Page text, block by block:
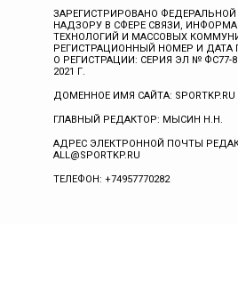
ЗАРЕГИСТРИРОВАНО
НАДЗОРУ В СФЕРЕ СВЯЗИ,
ТЕХНОЛОГИЙ И МАССОВЫХ
РЕГИСТРАЦИОННЫЙ НОМЕР И ДАТА
О РЕГИСТРАЦИИ: СЕРИЯ ЭЛ № ФС77-
2021 Г.
ДОМЕННОЕ ИМЯ САЙТА: SPORTKP.RU
ГЛАВНЫЙ РЕДАКТОР: МЫСИН Н.Н.
АДРЕС ЭЛЕКТРОННОЙ ПОЧТЫ
ALL@SPORTKP.RU
ТЕЛЕФОН: +74957770282